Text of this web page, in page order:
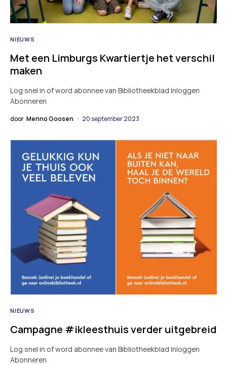
NIEUWS
Met een Limburgs Kwartiertje het verschil
maken
Log snel in of word abonnee van Bibliotheekblad Inloggen
Abonneren
door Menno Goosen 20 september 2023
NIEUWS
Campagne #ikleesthuis verder uitgebreid
Log snel in of word abonnee van Bibliotheekblad Inloggen
Abonneren